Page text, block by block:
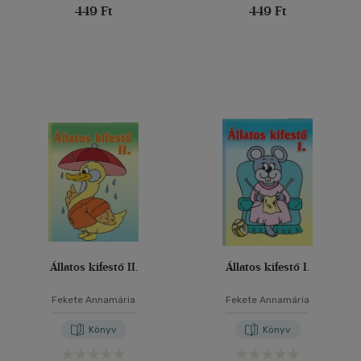
449 Ft
449 Ft
Állatos kifestő II.
Fekete Annamária
Könyv
Állatos kifestő I.
Fekete Annamária
Könyv